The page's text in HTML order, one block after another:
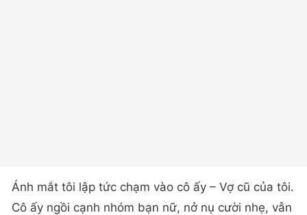
Ánh mắt tôi lập tức chạm vào cô ấy – Vợ cũ của tôi.
Cô ấy ngồi cạnh nhóm bạn nữ, nở nụ cười nhẹ, vẫn